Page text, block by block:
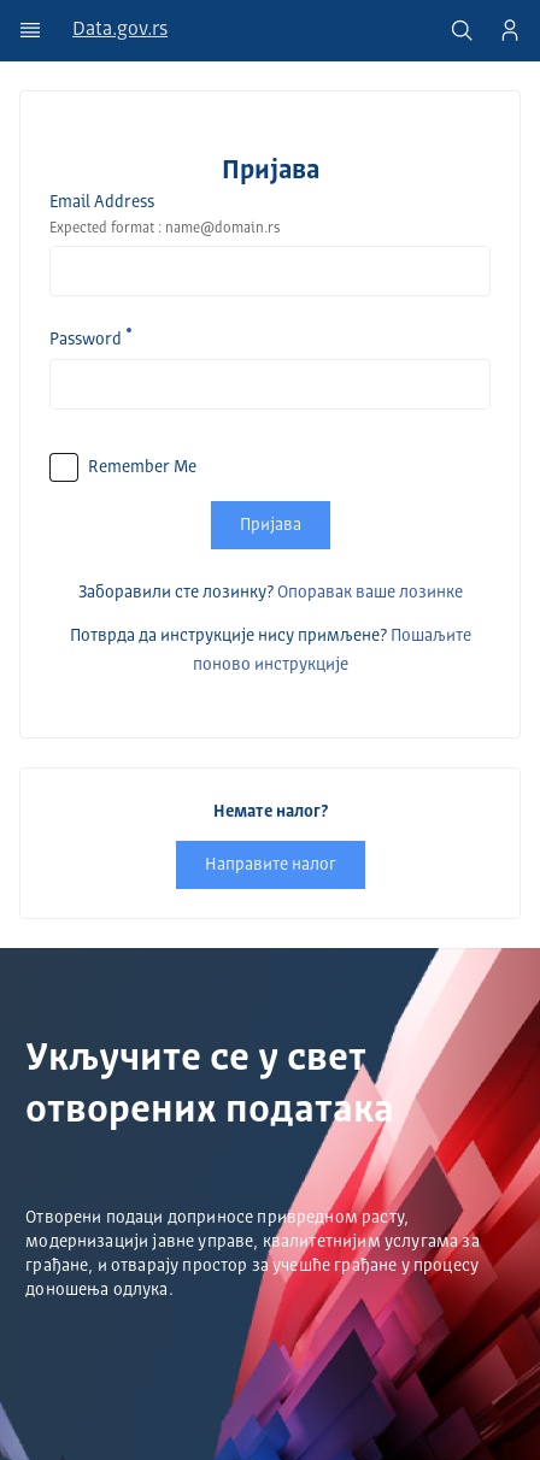
Data.gov.rs
Пријава
Email Address
Expected format : name@domain.rs
Password
Remember Me
Пријава
Заборавили сте лозинку? Опоравак ваше лозинке
Потврда да инструкције нису примљене?
Пошаљите
поново инструкције
Немате налог?
Направите налог
Укључите се у свет
отворених података
Отворени подаци доприносе привредном расту,
модернизацији јавне управе, квалитетнијим услугама за
грађане, и отварају простор за учешће грађане у процесу
доношења одлука.